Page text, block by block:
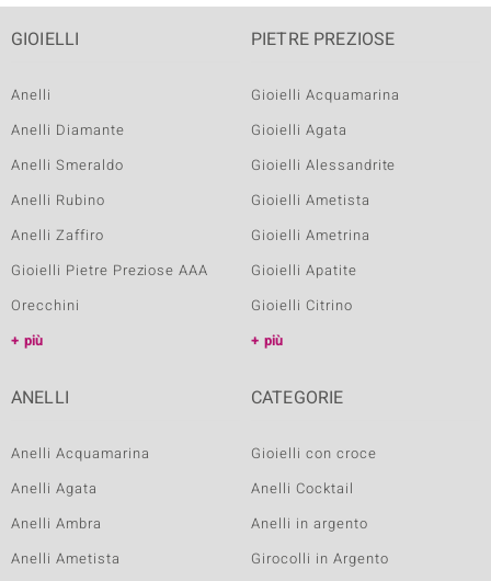
GIOIELLI
Anelli
Anelli Diamante
Anelli Smeraldo
Anelli Rubino
Anelli Zaffiro
Gioielli Pietre Preziose AAA
Orecchini
più
PIETRE PREZIOSE
Gioielli Acquamarina
Gioielli Agata
Gioielli Alessandrite
Gioielli Ametista
Gioielli Ametrina
Gioielli Apatite
Gioielli Citrino
più
ANELLI
Anelli Acquamarina
Anelli Agata
Anelli Ambra
Anelli Ametista
CATEGORIE
Gioielli con croce
Anelli Cocktail
Anelli in argento
Girocolli in Argento